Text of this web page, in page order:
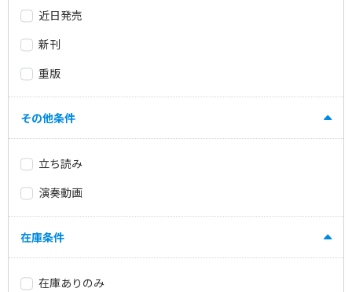
近日発売
新刊
重版
その他条件
立ち読み
演奏動画
在庫条件
在庫ありのみ